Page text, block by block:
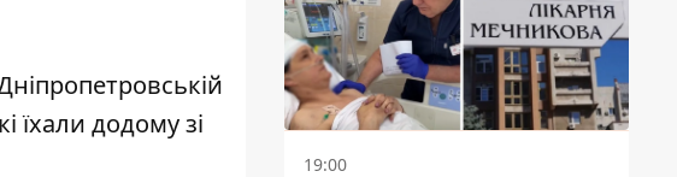
їхали додому зі
19:00